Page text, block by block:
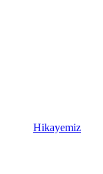
Hikayemiz